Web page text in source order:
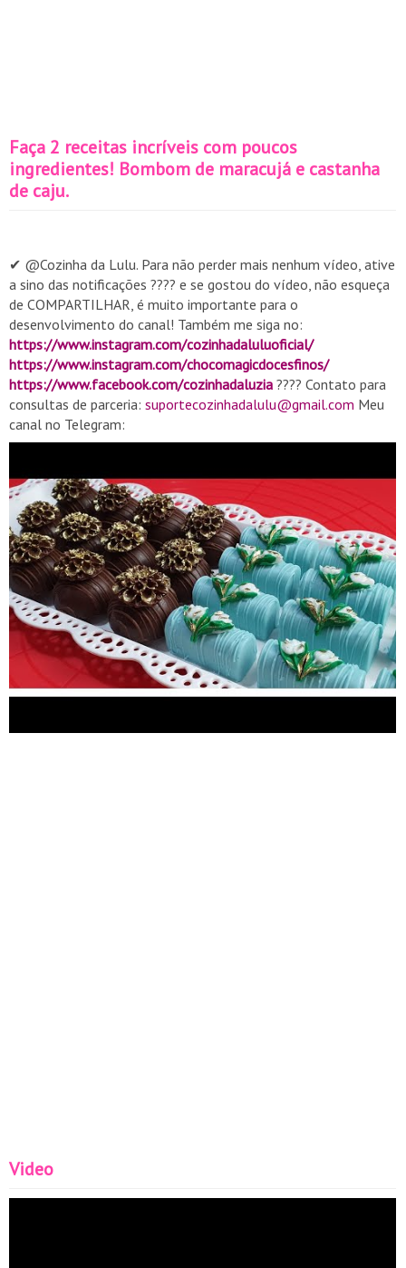
Faça 2 receitas incríveis com poucos
ingredientes! Bombom de maracujá e castanha
de caju.
✔ @Cozinha da Lulu. Para não perder mais nenhum vídeo, ative
a sino das notificações ???? e se gostou do vídeo, não esqueça
de COMPARTILHAR, é muito importante para o
desenvolvimento do canal! Também me siga no:
https://www.instagram.com/cozinhadaluluoficial/
https://www.instagram.com/chocomagicdocesfinos/
https://www.facebook.com/cozinhadaluzia ???? Contato para
consultas de parceria: suportecozinhadalulu@gmail.com Meu
canal no Telegram:
https://t.me/joinchat/hW9WBzmG4uw3ZjUyAssista também:
https://www.youtube.com/watch?v=O7DGqYCv1Sw
https://www.youtube.com/watch?v=CK_Yytfr1hY
https://www.youtube.com/watch?v=v4_LogChpyQ
Ingredientes: Bombom de Castanha de Caju 100g de castanha
de caju torrada 150g de chocolate branco 100g de creme de
leite 250 g de chocolate amargo Bombom de Maracujá
Recheio: 100g de suco de maracujá 200g de chocolate branco
Para fazer a casquinha do bombom 200g de chocolate branco
corante em pó para chocolate na cor desejada Pasta de açúcar:
https://www.youtube.com/watch?v=uMtN4bAKfaQMoldes de
silicone:https://s.click.aliexpress.com/e/_AOUkBQ
Video